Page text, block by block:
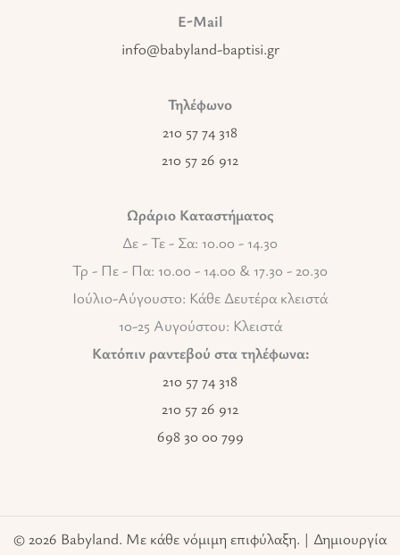
E-Mail
info@babyland-baptisi.gr
Τηλέφωνο
210 57 74 318
210 57 26 912
Ωράριο Καταστήματος
Δε - Τε - Σα: 10.00 - 14.30
Τρ - Πε - Πα: 10.00 - 14.00 & 17.30 - 20.30
Ιούλιο-Αύγουστο: Κάθε Δευτέρα κλειστά
10-25 Αυγούστου: Κλειστά
Κατόπιν ραντεβού στα τηλέφωνα:
210 57 74 318
210 57 26 912
698 30 00 799
© 2026 Babyland. Με κάθε νόμιμη επιφύλαξη. | Δημιουργία